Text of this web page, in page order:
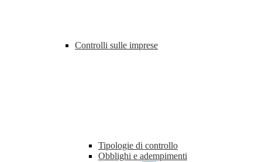
Controlli sulle imprese
Tipologie di controllo
Obblighi e adempimenti